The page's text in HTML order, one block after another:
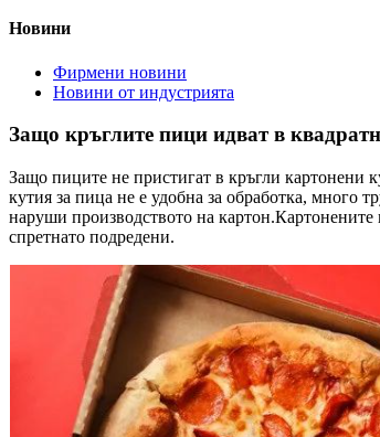
Новини
Фирмени новини
Новини от индустрията
Защо кръглите пици идват в
Защо пиците не пристигат в кръгли картонени
кутия за пица не е удобна за обработка, много
наруши производството на картон.Картонените
спретнато подредени.